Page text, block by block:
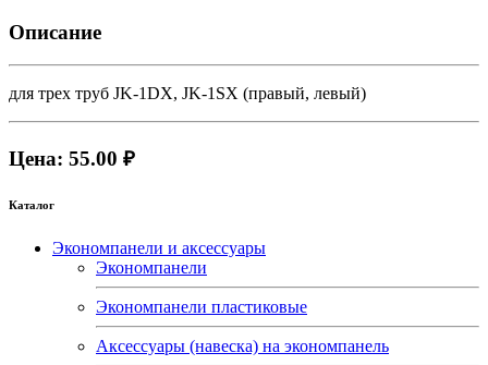
Описание
для трех труб JK-1DX, JK-1SX (правый, левый)
Цена: 55.00 ₽
Каталог
Экономпанели и аксессуары
Экономпанели
Экономпанели пластиковые
Аксессуары (навеска) на экономпанель